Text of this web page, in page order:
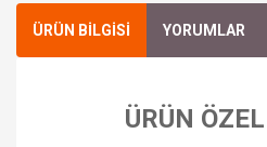
ÜRÜN BİLGİSİ YORUMLAR
ÜRÜN